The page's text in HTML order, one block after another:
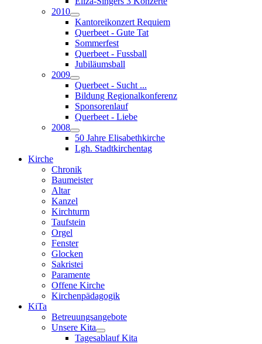
2010
Kantoreikonzert Requiem
Querbeet - Gute Tat
Sommerfest
Querbeet - Fussball
Jubiläumsball
2009
Querbeet - Sucht ...
Bildung Regionalkonferenz
Sponsorenlauf
Querbeet - Liebe
2008
50 Jahre Elisabethkirche
Lgh. Stadtkirchentag
Kirche
Chronik
Baumeister
Altar
Kanzel
Kirchturm
Taufstein
Orgel
Fenster
Glocken
Sakristei
Paramente
Offene Kirche
Kirchenpädagogik
KiTa
Betreuungsangebote
Unsere Kita
Tagesablauf Kita